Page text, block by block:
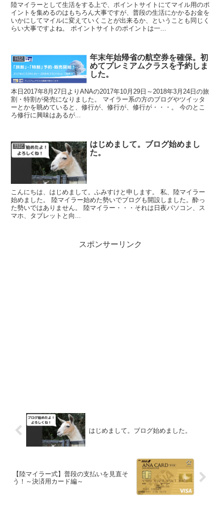
陸マイラーとして生活をする上で、ポイントサイトにてマイル用のポ
イントを集めるのはもちろん大事ですが、普段の生活にかかるお金を
いかにしてマイルに変えていくことが出来るか、ということも同じく
らい大事ですよね。 ポイントサイトのポイントは一...
日記
年末年始帰省の航空券を確保。初
めてプレミアムクラスを予約しま
した。
本日2017年8月27日よりANAの2017年10月29日～2018年3月24日の旅
割・特割が発売になりました。 マイラー系の方のブログやツイッタ
ーとかを眺めていると、修行が、修行が、修行が・・・。 今のとこ
ろ修行に興味はあるが...
日記
はじめまして。ブログ始めまし
た。
こんにちは、はじめまして。ふみすけと申します。 私、陸マイラー
始めました。 陸マイラー始めた勢いでブログも開設しました。酔っ
た勢いではありません。 陸マイラー・・・それは日夜パソコン、ス
マホ、タブレットと向...
スポンサーリンク
はじめまして。ブログ始めました。
【陸マイラー式】普段の支払いを見直そ
う！～決済用カード編～